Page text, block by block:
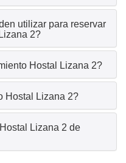
utilizar para reservar
2?
Hostal Lizana 2?
Hostal Lizana 2?
Lizana 2 de